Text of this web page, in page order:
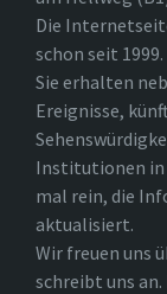
Die
schon seit 1999.
Sie erhalten
Ereignisse,
Institutionen in
mal rein, die
aktualisiert.
Wir freuen uns
schreibt uns